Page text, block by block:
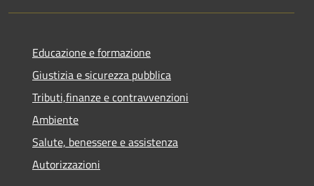
Educazione e formazione
Giustizia e sicurezza pubblica
Tributi,finanze e contravvenzioni
Ambiente
Salute, benessere e assistenza
Autorizzazioni